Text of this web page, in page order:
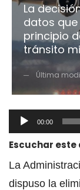
La
datos
principio
tránsito
Última
Reproductor
de
00:00
Escuchar
La
dispuso la